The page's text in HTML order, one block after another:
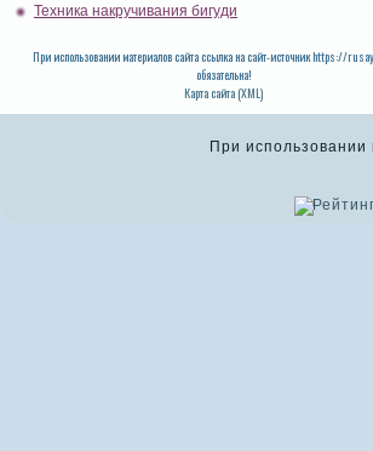
Техника накручивания бигуди
При использовании материалов сайта ссылка на сайт-источник https://
обязательна!
Карта сайта (XML)
При